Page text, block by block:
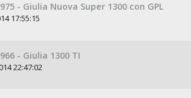
- Giulia Nuova Super 1300 con GPL
17:55:15
- Giulia 1300 TI
22:47:02